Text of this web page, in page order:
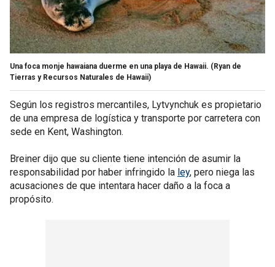
Una foca monje hawaiana duerme en una playa de Hawaii. (Ryan de
Tierras y Recursos Naturales de Hawaii)
Según los registros mercantiles, Lytvynchuk es propietario
de una empresa de logística y transporte por carretera con
sede en Kent, Washington.
Breiner dijo que su cliente tiene intención de asumir la
responsabilidad por haber infringido la ley, pero niega las
acusaciones de que intentara hacer daño a la foca a
propósito.